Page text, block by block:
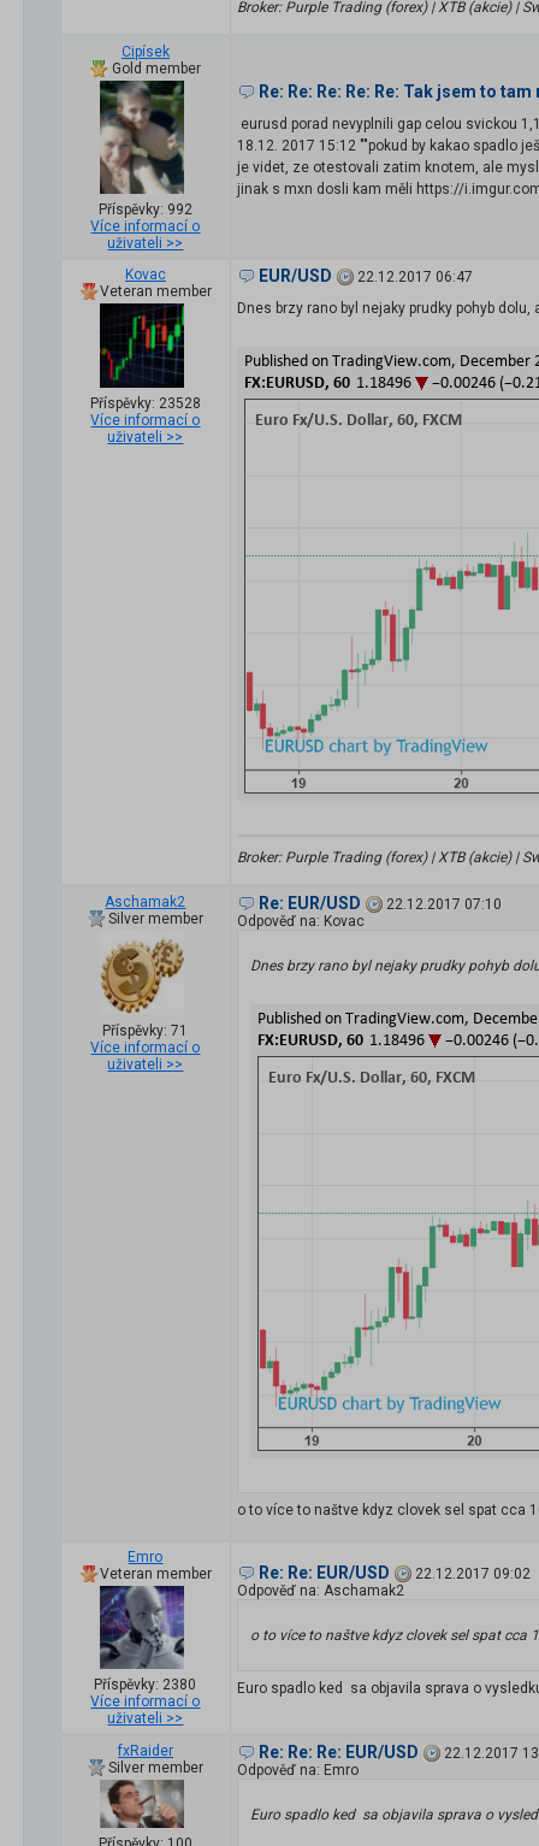
Broker: Purple Trading (forex) | XTB (akcie) |
Cipísek
Gold member
Příspěvky: 992
Více informací o
uživateli >>
Re: Re: Re: Re: Re: Tak jsem to
eurusd porad nevyplnili gap celou svickou
18.12. 2017 15:12 ""pokud by kakao spadlo
je videt, ze otestovali zatim knotem, ale
jinak s mxn dosli kam měli https://
Kovac
Veteran member
Příspěvky: 23528
Více informací o
uživateli >>
EUR/USD
22.12.2017 06:47
Dnes brzy rano byl nejaky prudky pohyb
Broker: Purple Trading (forex) | XTB (akcie) |
Aschamak2
Silver member
Příspěvky: 71
Více informací o
uživateli >>
Re: EUR/USD
22.12.2017 07:10
Odpověď na: Kovac
Dnes brzy rano byl nejaky prudky pohyb
o to více to naštve kdyz clovek sel spat cca
Emro
Veteran member
Příspěvky: 2380
Více informací o
uživateli >>
Re: Re: EUR/USD
22.12.2017 09:02
Odpověď na: Aschamak2
o to více to naštve kdyz clovek sel spat cca
Euro spadlo ked sa objavila sprava o
fxRaider
Silver member
Re: Re: Re: EUR/USD
22.12.2017
Odpověď na: Emro
Euro spadlo ked sa objavila sprava o